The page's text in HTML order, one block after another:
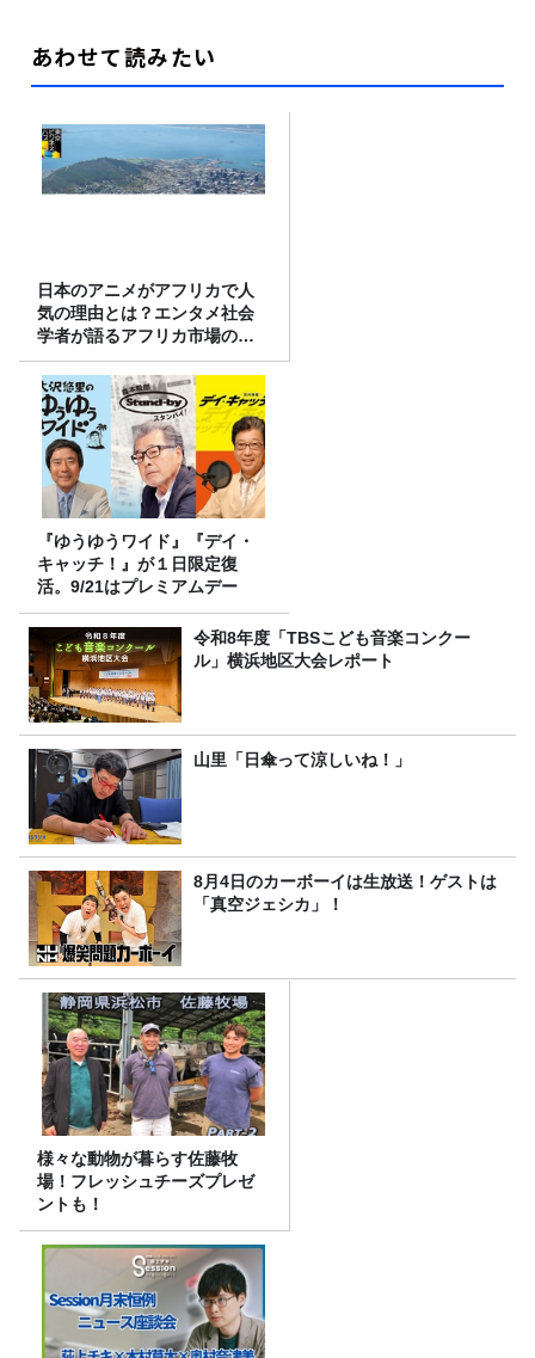
あわせて読みたい
日本のアニメがアフリカで人
気の理由とは？エンタメ社会
学者が語るアフリカ市場のリ
アル
『ゆうゆうワイド』『デイ・
キャッチ！』が１日限定復
活。9/21はプレミアムデー
令和8年度「TBSこども音楽コンクー
ル」横浜地区大会レポート
山里「日傘って涼しいね！」
8月4日のカーボーイは生放送！ゲストは
「真空ジェシカ」！
様々な動物が暮らす佐藤牧
場！フレッシュチーズプレゼ
ントも！